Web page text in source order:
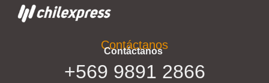
Contáctanos
Contáctanos
+569 9891 2866